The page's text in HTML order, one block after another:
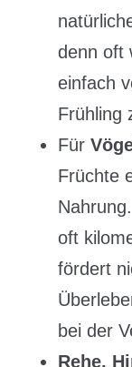
denn oft
einfach
Frühling
Für
Früchte
oft
fördert
bei der
Rehe,